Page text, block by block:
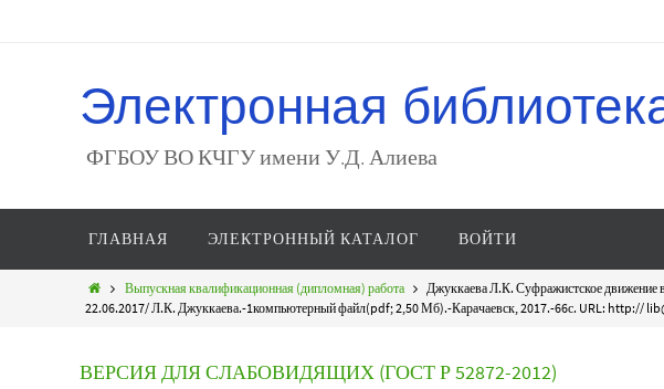
Электронная
ФГБОУ ВО КЧГУ имени У.Д. Алиева
ГЛАВНАЯ ЭЛЕКТРОННЫЙ КАТАЛОГ ВОЙТИ
Выпускная квалификационная (дипломная) работа
Джуккаева Л.К. Суфражистское движение
22.06.2017/ Л.К. Джуккаева.-1компьютерный файл(pdf; 2,50 Мб).-Карачаевск, 2017.-66с. URL: http://
ВЕРСИЯ ДЛЯ СЛАБОВИДЯЩИХ (ГОСТ Р 52872-2012)